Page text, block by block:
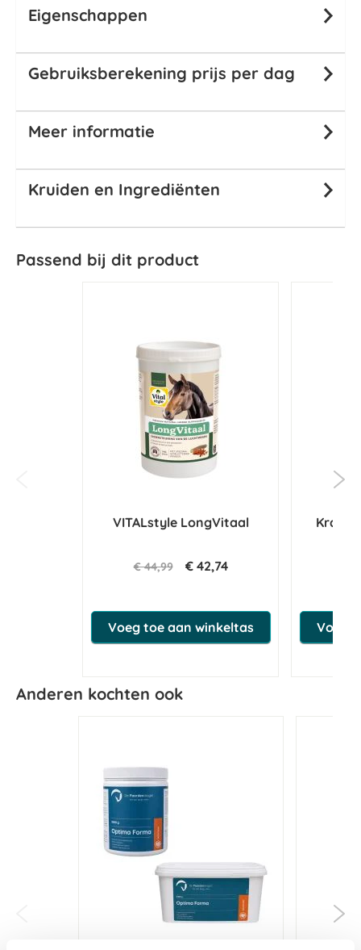
Eigenschappen
Gebruiksberekening prijs per dag
Meer informatie
Kruiden en Ingrediënten
Passend bij dit product
VITALstyle LongVitaal
€ 44,99 € 42,74
Voeg toe aan winkeltas Voeg
Anderen kochten ook